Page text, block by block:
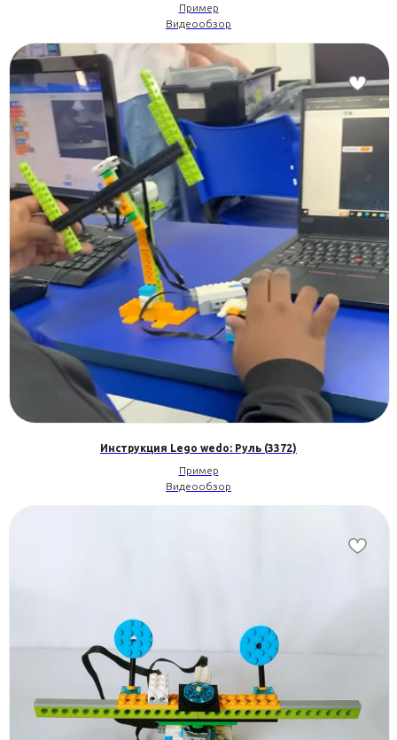
Пример
Видеообзор
Инструкция Lego wedo: Руль (3372)
Пример
Видеообзор